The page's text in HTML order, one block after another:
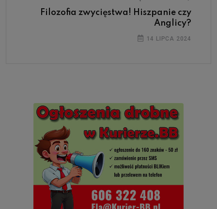
Filozofia zwycięstwa! Hiszpanie czy
Anglicy?
14 LIPCA 2024